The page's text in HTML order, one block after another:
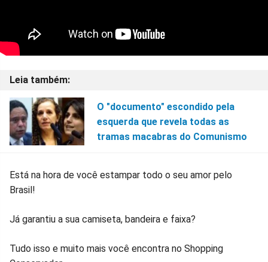
O "documento" escondido pela
esquerda que revela todas as
tramas macabras do Comunismo
Está na hora de você estampar todo o seu amor pelo
Brasil!
Já garantiu a sua camiseta, bandeira e faixa?
Tudo isso e muito mais você encontra no Shopping